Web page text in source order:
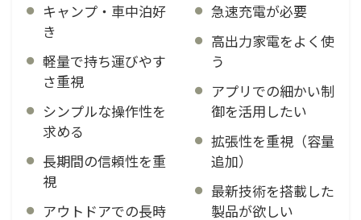
キャンプ・車中泊好
き
軽量で持ち運びやす
さ重視
シンプルな操作性を
求める
長期間の信頼性を重
視
アウトドアでの長時
急速充電が必要
高出力家電をよく使
う
アプリでの細かい制
御を活用したい
拡張性を重視（容量
追加）
最新技術を搭載した
製品が欲しい